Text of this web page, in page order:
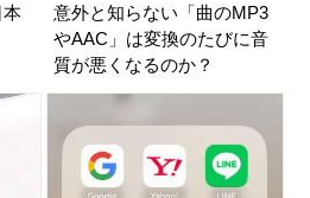
本
意外と知らない「曲のMP3
やAAC」は変換のたびに音
質が悪くなるのか？